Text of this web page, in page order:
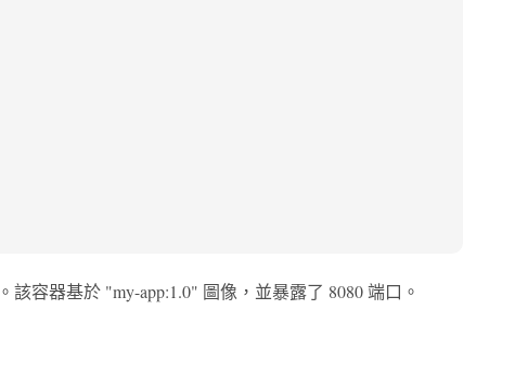
容器基於 "my-app:1.0" 圖像，並暴露了 8080 端口。